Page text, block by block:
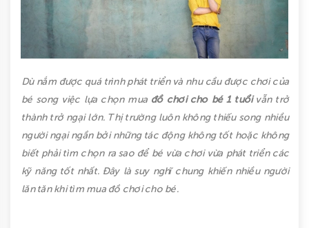
CHƠI
GIÁO
COMBO
TIẾT
KIỆM
HỆ
Dù nắm được quá trình phát triển và nhu cầu được chơi của
bé song việc lựa chọn mua đồ chơi cho bé 1 tuổivẫn trở
thành trở ngại lớn. Thị trường luôn không thiếu song nhiều
người ngại ngần bởi những tác động không tốt hoặc không
biết phải tìm chọn ra sao để bé vừa chơi vừa phát triển các
kỹ năng tốt nhất. Đây là suy nghĩ chung khiến nhiều người
lăn tăn khi tìm mua đồ chơi cho bé.